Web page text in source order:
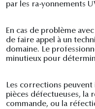
par les ra-yonnements
En cas de problème
de faire appel à un
domaine. Le
minutieux pour
Les corrections
pièces défectueuses, la
commande, ou la